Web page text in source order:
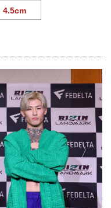
4.5cm